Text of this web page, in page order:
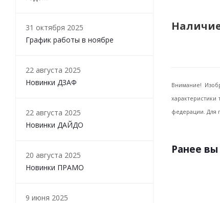
Внимание!
федерации. Для
Ранее
31 октября 2025
График работы в ноябре
22 августа 2025
Новинки ДЗАФ
22 августа 2025
Новинки ДАЙДО
20 августа 2025
Новинки ПРАМО
9 июня 2025